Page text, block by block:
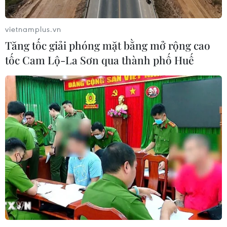
04/08/2026 23:29
Phố Wall lập đỉnh lịch sử khi giá dầu
lao dốc mạnh
04/08/2026 00:59
Thị trường chứng khoán thế giới:
Nhà đầu tư chấp chới
03/08/2026 14:35
VN-Index tăng hơn 27 điểm, khối
ngoại mua ròng trở lại hơn 1.000 tỷ
đồng
vietnamplus.vn
Tăng tốc giải phóng mặt bằng mở rộng cao
tốc Cam Lộ-La Sơn qua thành phố Huế